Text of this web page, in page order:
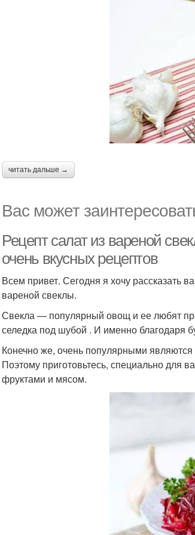
читать дальше →
Вас может
Рецепт салат из вареной
очень вкусных рецептов
Всем привет. Сегодня я хочу рассказать
вареной свеклы.
Свекла — популярный овощ и ее любят
селедка под шубой . И именно благодаря
Конечно же, очень популярными
Поэтому приготовьтесь, специально для
фруктами и мясом.